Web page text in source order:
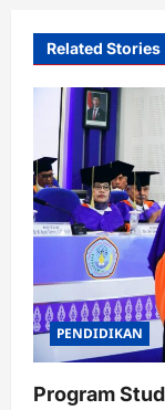
Related Stories
PENDIDIKAN
Program